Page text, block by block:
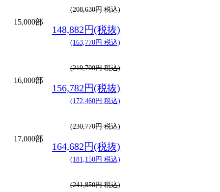
15,000部
(208,630円 税込)
148,882円(税抜)
(163,770円 税込)
16,000部
(219,700円 税込)
156,782円(税抜)
(172,460円 税込)
17,000部
(230,770円 税込)
164,682円(税抜)
(181,150円 税込)
(241,850円 税込)